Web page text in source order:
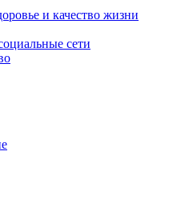
и качество жизни
сети